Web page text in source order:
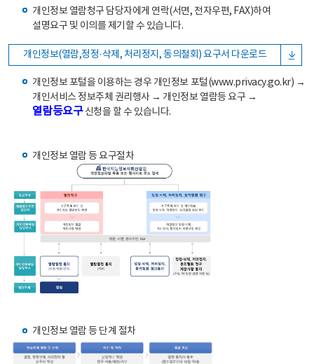
개인정보 열람청구 담당자에게 연락(서면, 전자우편, FAX)하여
설명요구 및 이의를 제기할 수 있습니다.
개인정보(열람,정정·삭제, 처리정지, 동의철회) 요구서 다운로드
개인정보 포털을 이용하는 경우 개인정보 포털(www.privacy.go.kr) →
개인서비스 정보주체 권리행사 → 개인정보 열람등 요구 →
열람등요구신청을 할 수 있습니다.
개인정보 열람 등 요구절차
개인정보 열람 등 단계 절차